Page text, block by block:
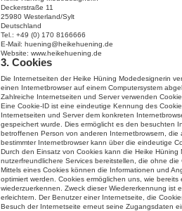
Deckerstraße 11
25980 Westerland/Sylt
Deutschland
Tel.: +49 (0) 170 8166666
E-Mail: huening@heikehuening.de
Website: www.heikehuening.de
3. Cookies
Die Internetseiten der Heike Hüning Modedesignerin
einen Internetbrowser auf einem Computersystem
Zahlreiche Internetseiten und Server verwenden
Eine Cookie-ID ist eine eindeutige Kennung des
Internetseiten und Server dem konkreten
gespeichert wurde. Dies ermöglicht es den besuchten
betroffenen Person von anderen Internetbrowsern,
bestimmter Internetbrowser kann über die eindeutige
Durch den Einsatz von Cookies kann die Heike
nutzerfreundlichere Services bereitstellen, die ohne
Mittels eines Cookies können die Informationen und
optimiert werden. Cookies ermöglichen uns, wie
wiederzuerkennen. Zweck dieser Wiedererkennung ist
erleichtern. Der Benutzer einer Internetseite, die
Besuch der Internetseite erneut seine Zugangsdaten